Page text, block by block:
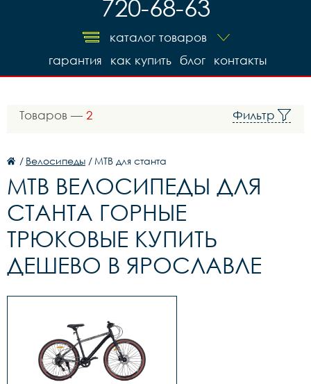
720-68-63
каталог товаров
контакты
блог
как купить
гарантия
Товаров — 2 Фильтр
/ Велосипеды / MTB для станта
MTB ВЕЛОСИПЕДЫ ДЛЯ
СТАНТА ГОРНЫЕ
ТРЮКОВЫЕ КУПИТЬ
ДЕШЕВО В ЯРОСЛАВЛЕ